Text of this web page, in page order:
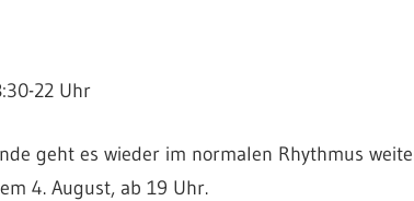
22 Uhr
geht es wieder im normalen Rhythmus
4. August, ab 19 Uhr.